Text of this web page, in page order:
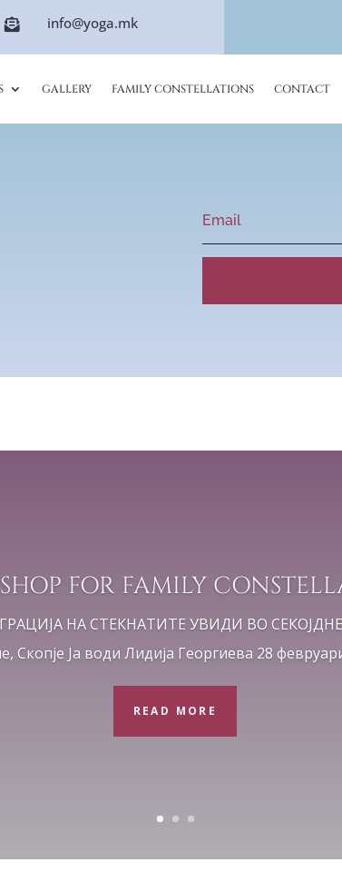
 info@yoga.mk
GALLERY FAMILY CONSTELLATIONS CONTACT
FOR FAMILY
НА СТЕКНАТИТЕ УВИДИ ВО
Скопје Ја води Лидија Георгиева 28
READ MORE